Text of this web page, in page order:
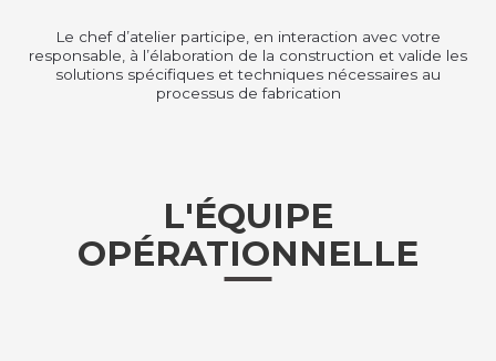
Le chef d’atelier participe, en interaction avec votre
responsable, à l’élaboration de la construction et valide les
solutions spécifiques et techniques nécessaires au
processus de fabrication
L'ÉQUIPE
OPÉRATIONNELLE